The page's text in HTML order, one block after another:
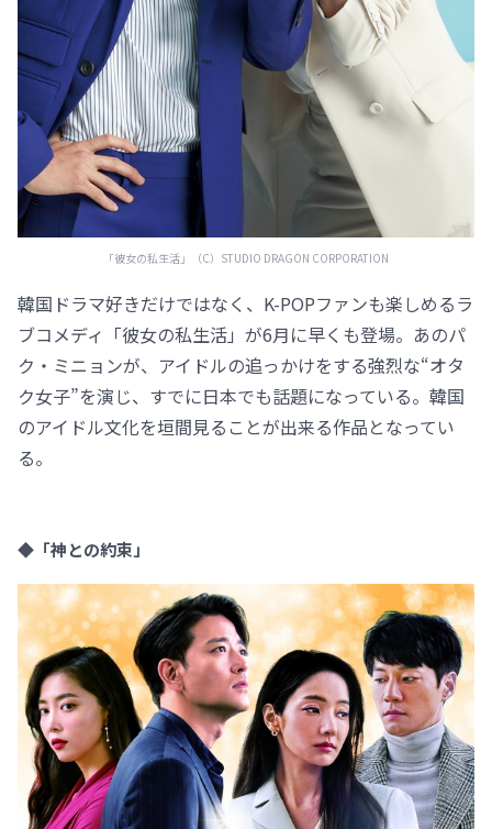
「彼女の私生活」（C）STUDIO DRAGON CORPORATION
韓国ドラマ好きだけではなく、K-POPファンも楽しめるラ
ブコメディ「彼女の私生活」が6月に早くも登場。あのパ
ク・ミニョンが、アイドルの追っかけをする強烈な“オタ
ク女子”を演じ、すでに日本でも話題になっている。韓国
のアイドル文化を垣間見ることが出来る作品となってい
る。
◆「神との約束」